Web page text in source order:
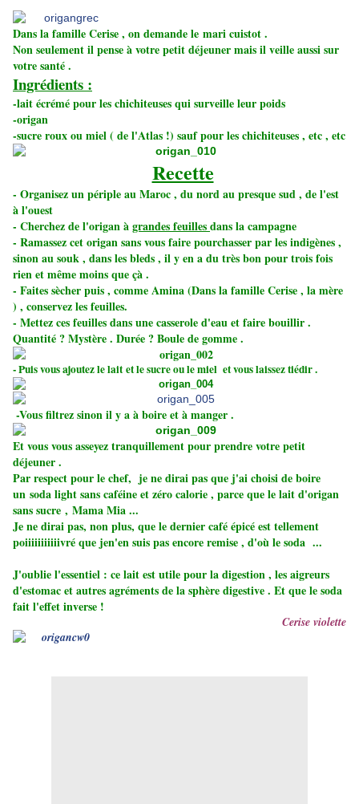
Dans la famille Cerise , on demande le mari cuistot .
Non seulement il pense à votre petit déjeuner mais il veille aussi sur
votre santé .
Ingrédients :
-lait écrémé pour les chichiteuses qui surveille leur poids
-origan
-sucre roux ou miel ( de l'Atlas !) sauf pour les chichiteuses , etc , etc
Recette
- Organisez un périple au Maroc , du nord au presque sud , de l'est
à l'ouest
- Cherchez de l'origan àgrandes feuillesdans la campagne
- Ramassez cet origan sans vous faire pourchasser par les indigènes ,
sinon au souk , dans les bleds , il y en a du très bon pour trois fois
rien et même moins que çà .
- Faites sècher puis , comme Amina (Dans la famille Cerise , la mère
) , conservez les feuilles.
- Mettez ces feuilles dans une casserole d'eau et faire bouillir .
Quantité ? Mystère . Durée ? Boule de gomme .
- Puis vous ajoutez le lait et le sucre ou le miel et vous laissez tiédir .
-Vous filtrez sinon il y a à boire et à manger .
Et vous vous asseyez tranquillement pour prendre votre petit
déjeuner .
Par respect pour le chef, je ne dirai pas que j'ai choisi de boire
un soda light sans caféine et zéro calorie , parce que le lait d'origan
sans sucre , Mama Mia ...
Je ne dirai pas, non plus, que le dernier café épicé est tellement
poiiiiiiiiiiivré que jen'en suis pas encore remise , d'où le soda ...
J'oublie l'essentiel : ce lait est utile pour la digestion , les aigreurs
d'estomac et autres agréments de la sphère digestive . Et que le soda
fait l'effet inverse !
Cerise violette